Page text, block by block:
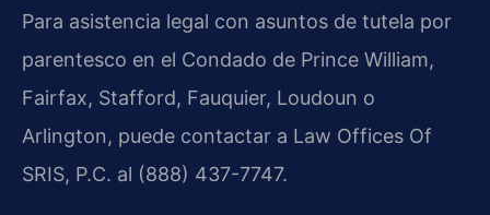
Para asistencia legal con asuntos de tutela por
parentesco en el Condado de Prince William,
Fairfax, Stafford, Fauquier, Loudoun o
Arlington, puede contactar a Law Offices Of
SRIS, P.C. al (888) 437-7747.